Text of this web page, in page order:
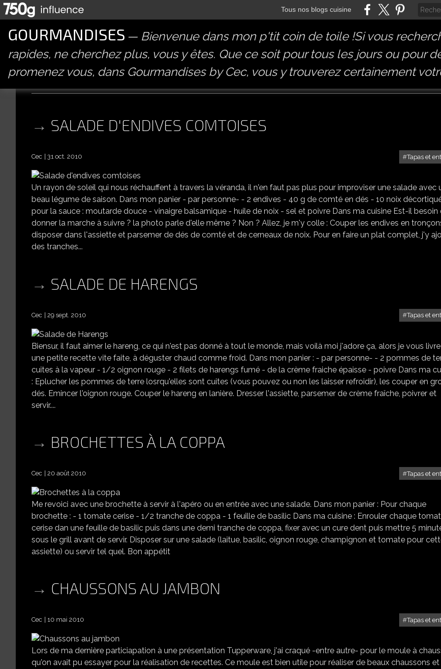
Tous nos blogs cuisine
GOURMANDISES
Bienvenue dans mon p'tit coin de toile !Si vous
rapides, ne cherchez plus, vous y êtes. Que ce soit pour tous les jours ou pour
promenez vous, dans Gourmandises by Cec, vous y trouverez certainement
tapas et entrees
SALADE D'ENDIVES COMTOISES
Tapas et
Cec 31 oct. 2010 SALADE D'ENDIVES COMTOISES
Un rayon de soleil qui nous réchauffent à travers la véranda, il n'en faut pas plus pour improviser une salade avec
beau légume de saison. Dans mon panier - par personne- - 2 endives - 40 g de comté en dés - 10 noix
pour la sauce : moutarde douce - vinaigre balsamique - huile de noix - sel et poivre Dans ma cuisine Est-il besoin
donner la marche à suivre ? la photo parle d'elle même ? Non ? Allez, je m'y colle : Couper les endives en
disposer dans l'assiette et parsemer de dés de comté et de cerneaux de noix. Pour en faire un plat complet, j'y
des tranches...
SALADE DE HARENGS
Tapas et
Cec 29 sept. 2010 SALADE DE HARENGS
Biensur, il faut aimer le hareng, ce qui n'est pas donné à tout le monde, mais voilà moi j'adore ça, alors je vous
une petite recette vite faite, à déguster chaud comme froid. Dans mon panier : - par personne- - 2 pommes de
cuites à la vapeur - 1/2 oignon rouge - 2 filets de harengs fumé - de la crème fraiche épaisse - poivre Dans ma
: Eplucher les pommes de terre losrqu'elles sont cuites (vous pouvez ou non les laisser refroidir), les couper en
dés. Emincer l'oignon rouge. Couper le hareng en lanière. Dresser l'assiette, parsemer de crème fraîche, poivrer et
servir....
BROCHETTES À LA COPPA
Tapas et
Cec 20 août 2010 BROCHETTES À LA COPPA
Me revoici avec une brochette à servir à l'apéro ou en entrée avec une salade. Dans mon panier : Pour chaque
brochette : - 1 tomate cerise - 1/2 tranche de coppa - 1 feuille de basilic Dans ma cuisine : Enrouler chaque
cerise dan une feuille de basilic puis dans une demi tranche de coppa, fixer avec un cure dent puis mettre 5
sous le grill avant de servir. Disposer sur une salade (laitue, basilic, oignon rouge, champignon et tomate pour
assiette) ou servir tel quel. Bon appétit
CHAUSSONS AU JAMBON
Tapas et
Cec 10 mai 2010 CHAUSSONS AU JAMBON
Lors de ma dernière particiapation à une présentation Tupperware, j'ai craqué -entre autre- pour le moule à
qu'on avait pu essayer pour la réalisation de recettes. Ce moule est bien utile pour réaliser de beaux chaussons et